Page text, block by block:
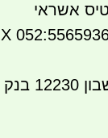
אשראי
12230